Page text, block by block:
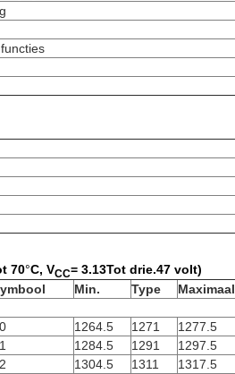
70°C, VCC= 3.13Tot drie.47 volt)
Min. Type Maximaal
1264.5 1271 1277.5
1284.5 1291 1297.5
1304.5 1311 1317.5